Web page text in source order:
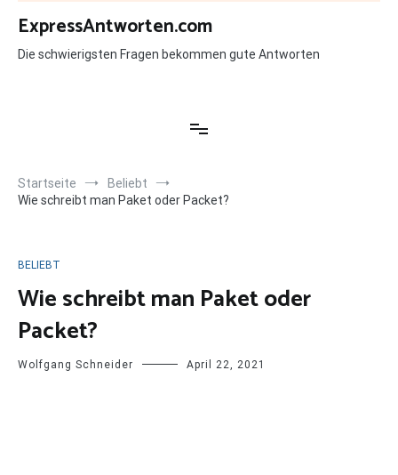
Zum
Inhalt
springen
ExpressAntworten.com
Die schwierigsten Fragen bekommen gute Antworten
Startseite
Beliebt
Wie schreibt man Paket oder Packet?
BELIEBT
Wie schreibt man Paket oder
Packet?
Wolfgang Schneider April 22, 2021